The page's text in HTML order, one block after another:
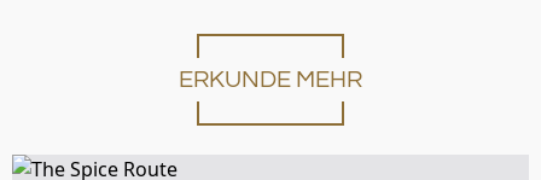
ERKUNDE MEHR